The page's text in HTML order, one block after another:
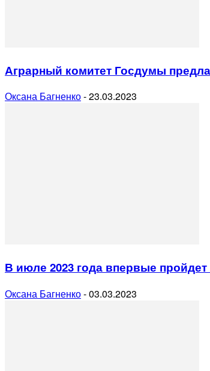
Аграрный комитет Госдумы
Оксана Багненко-23.03.2023
В июле 2023 года впервые
Оксана Багненко-03.03.2023